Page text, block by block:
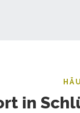
in